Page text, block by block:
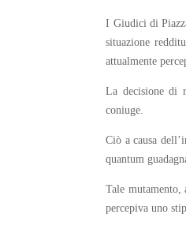
I Giudici di
situazione
attualmente
La decisione di
coniuge.
Ciò a causa
quantum
Tale mutamento,
percepiva uno